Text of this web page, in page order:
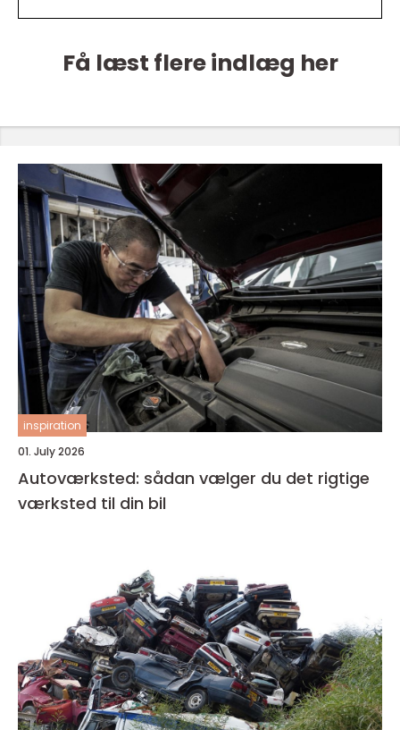
Få læst flere indlæg her
inspiration
01. July 2026
Autoværksted: sådan vælger du det rigtige
værksted til din bil